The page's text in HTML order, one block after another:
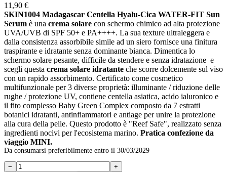
11,90 €
SKIN1004 Madagascar Centella Hyalu-Cica WATER-FIT Sun
Serum è una crema solare con schermo chimico ad alta protezione
UVA/UVB di SPF 50+ e PA++++. La sua texture ultraleggera e
dalla consistenza assorbibile simile ad un siero fornisce una finitura
traspirante e idratante senza dominante bianca. Dimentica lo
schermo solare pesante, difficile da stendere e senza idratazione e
scegli questa crema solare idratante che scorre dolcemente sul viso
con un rapido assorbimento. Certificato come cosmetico
multifunzionale per 3 diverse proprietà: illuminante / riduzione delle
rughe / protezione UV, contiene centella asiatica, acido ialuronico e
il fito complesso Baby Green Complex composto da 7 estratti
botanici idratanti, antinfiammatori e antiage per unire la protezione
alla cura della pelle. Questo prodotto è "Reef Safe", realizzato senza
ingredienti nocivi per l'ecosistema marino. Pratica confezione da
viaggio MINI.
Da consumarsi preferibilmente entro il 30/03/2029
−
+